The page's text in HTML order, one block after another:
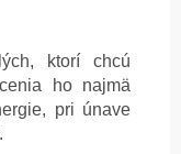
ktorí chcú
ho najmä
pri únave